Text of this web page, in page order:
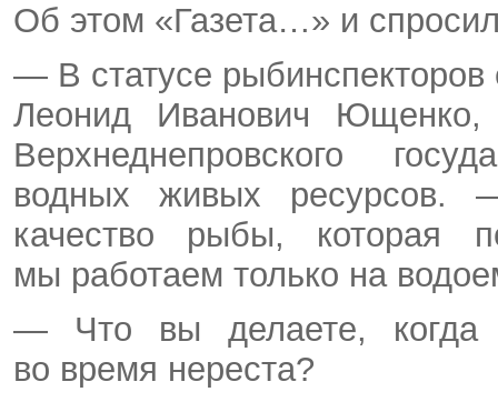
Об этом «Газета…» и
— В статусе
Леонид Иванович Ющенко,
Верхнеднепровского
водных живых ресурсов.
качество рыбы, которая
мы работаем только на
— Что вы делаете, когда
во время нереста?